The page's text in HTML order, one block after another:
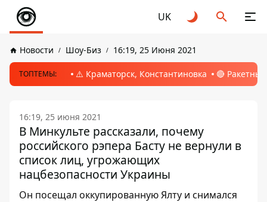
UK
Новости Шоу-Биз 16:19, 25 Июня 2021
ТОПТЕМЫ: ⚠️ Краматорск, Константиновка 🔴
16:19, 25 июня 2021
В Минкульте рассказали, почему
российского рэпера Басту не вернули в
список лиц, угрожающих
нацбезопасности Украины
Он посещал оккупированную Ялту и снимался